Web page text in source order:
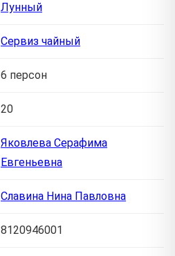
Лунный
Сервиз чайный
6 персон
20
Яковлева Серафима
Евгеньевна
Славина Нина Павловна
8120946001